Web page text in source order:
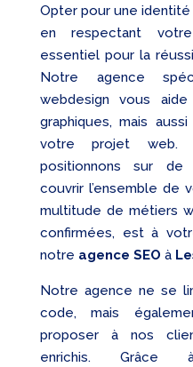
Opter pour une
en respectant
essentiel pour la
Notre agence
webdesign vous
graphiques, mais
votre projet web.
positionnons sur
couvrir l’ensemble de
multitude de métiers
confirmées, est à
notre agence SEO à
Notre agence ne se
code, mais
proposer à nos
enrichis. Grâce